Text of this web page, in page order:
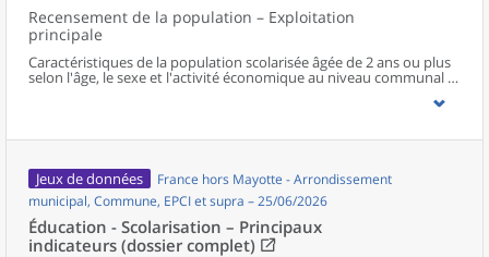
Recensement de la population – Exploitation
principale
Caractéristiques de la population scolarisée âgée de 2 ans ou plus
selon l'âge, le sexe et l'activité économique au niveau communal et
supracommunal pour la France hors Mayotte.
Jeux de données
France hors Mayotte - Arrondissement
municipal, Commune, EPCI et supra – 25/06/2026
Éducation - Scolarisation – Principaux
indicateurs (dossier complet)